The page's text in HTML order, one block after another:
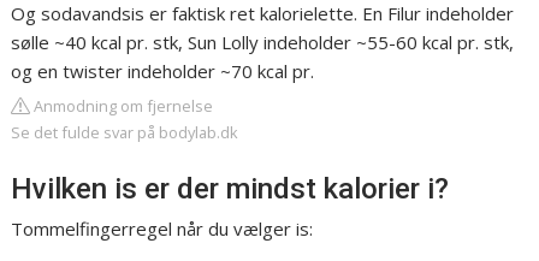
Og sodavandsis er faktisk ret kalorielette. En Filur indeholder
sølle ~40 kcal pr. stk, Sun Lolly indeholder ~55-60 kcal pr. stk,
og en twister indeholder ~70 kcal pr.
Anmodning om fjernelse
Se det fulde svar på bodylab.dk
Hvilken is er der mindst kalorier i?
Tommelfingerregel når du vælger is: